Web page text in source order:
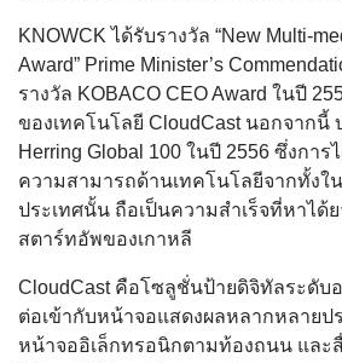
KNOWCK ได้รับรางวัล “New Multi-
Award” Prime Minister’s
รางวัล KOBACO CEO Award ในปี
ของเทคโนโลยี CloudCast นอกจากนี้
Herring Global 100 ในปี 2556 ซึ่งกา
ความสามารถด้านเทคโนโลยีจากทั้งใ
ประเทศนั้น ถือเป็นความสำเร็จที่หาได้
สตาร์ทอัพของเกาหลี
CloudCast คือโซลูชั่นป้ายดิจิทัลระดับ
ต่อเข้ากับหน้าจอแสดงผลหลากหลายป
หน้าจออิเล็กทรอนิกตามท้องถนน แล